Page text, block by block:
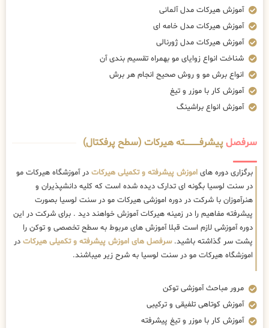
آموزش هیرکات مدل آلمانی
آموزش هیرکات مدل خامه ای
آموزش هیرکات مدل ژورنالی
شناخت انواع زوایای مو بهمراه تقسیم بندی آن
انواع برش مو و روش صحیح انجام هر برش
آموزش کار با موزر و تیغ
آموزش انواع براشینگ
سرفصلپیشرفــــــــــــته هیرکات (سطح پرفکتال)
برگزاری دوره های اموزش پیشرفته و تکمیلی هیرکات در آموزشگاه هیرکات مو
در سنت لوسیا بگونه ای تدارک دیده شده است که کلیه دانشپذیران و
هنرآموزان با شرکت در دوره اموزشی هیرکات مو در سنت لوسیا بصورت
پیشرفته مفاهیم را در زمینه هیرکات آموزش خواهند دید . برای شرکت در این
دوره آموزشی لازم است قبلا آموزش های مربوط به سطح تخصصی و توکن را
پشت سر گذاشته باشید.سرفصل های اموزش پیشرفته و تکمیلی هیرکات در
اموزشگاه هیرکات مو در سنت لوسیا به شرح زیر میباشند.
مرور مباحث آموزشی توکن
آموزش کوتاهی تلفیقی و ترکیبی
آموزش کار با موزر و تیغ پیشرفته